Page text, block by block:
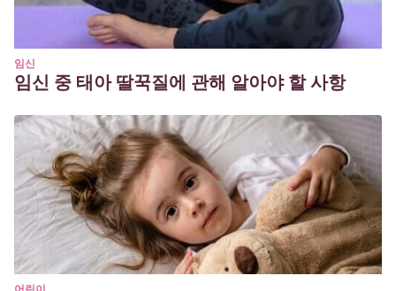
임신
임신 중 태아 딸꾹질에 관해 알아야 할 사항